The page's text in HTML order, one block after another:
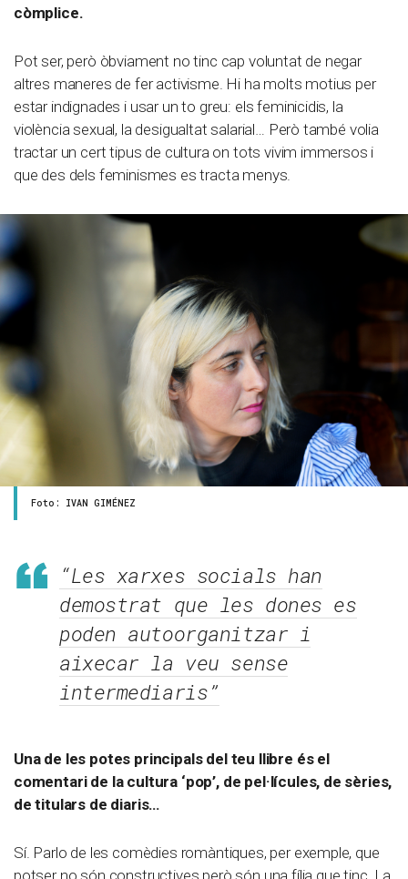
còmplice.
Pot ser, però òbviament no tinc cap voluntat de negar
altres maneres de fer activisme. Hi ha molts motius per
estar indignades i usar un to greu: els feminicidis, la
violència sexual, la desigualtat salarial… Però també volia
tractar un cert tipus de cultura on tots vivim immersos i
que des dels feminismes es tracta menys.
Foto: IVAN GIMÉNEZ
“Les xarxes socials han
demostrat que les dones es
poden autoorganitzar i
aixecar la veu sense
intermediaris”
Una de les potes principals del teu llibre és el
comentari de la cultura ‘pop’, de pel·lícules, de sèries,
de titulars de diaris…
Sí. Parlo de les comèdies romàntiques, per exemple, que